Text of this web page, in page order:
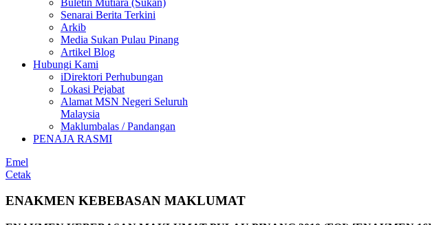
Senarai Berita Terkini
Arkib
Media Sukan Pulau Pinang
Artikel Blog
Hubungi Kami
iDirektori Perhubungan
Lokasi Pejabat
Alamat MSN Negeri Seluruh
Malaysia
Maklumbalas / Pandangan
PENAJA RASMI
Emel
Cetak
ENAKMEN KEBEBASAN MAKLUMAT